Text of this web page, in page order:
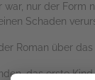
nur der Form
Schaden
Roman über
das erste